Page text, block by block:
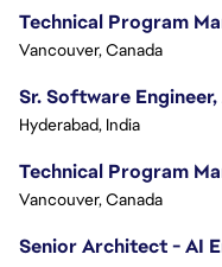
Technical Program
Vancouver, Canada
Sr. Software
Hyderabad, India
Vancouver, Canada
Senior Architect - AI